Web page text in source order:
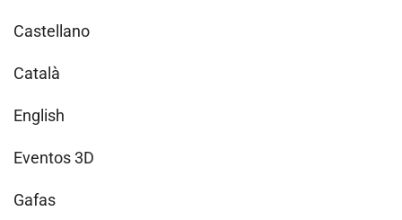
Castellano
Català
English
Eventos 3D
Gafas